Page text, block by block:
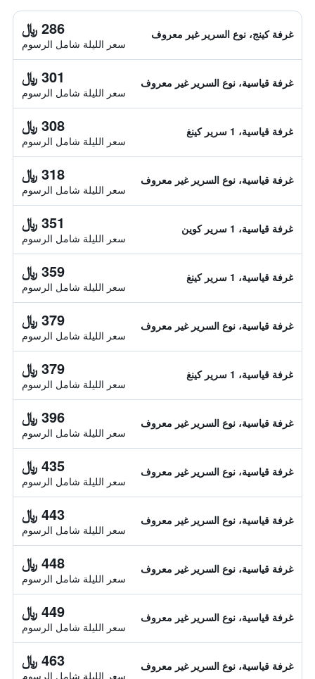
غرفة كينج، نوع السرير غير معروف 286 ﷼
سعر الليلة شامل الرسوم
غرفة قياسية، نوع السرير غير معروف 301 ﷼
سعر الليلة شامل الرسوم
غرفة قياسية، 1 سرير كينغ 308 ﷼
سعر الليلة شامل الرسوم
غرفة قياسية، نوع السرير غير معروف 318 ﷼
سعر الليلة شامل الرسوم
غرفة قياسية، 1 سرير كوين 351 ﷼
سعر الليلة شامل الرسوم
غرفة قياسية، 1 سرير كينغ 359 ﷼
سعر الليلة شامل الرسوم
غرفة قياسية، نوع السرير غير معروف 379 ﷼
سعر الليلة شامل الرسوم
غرفة قياسية، 1 سرير كينغ 379 ﷼
سعر الليلة شامل الرسوم
غرفة قياسية، نوع السرير غير معروف 396 ﷼
سعر الليلة شامل الرسوم
غرفة قياسية، نوع السرير غير معروف 435 ﷼
سعر الليلة شامل الرسوم
غرفة قياسية، نوع السرير غير معروف 443 ﷼
سعر الليلة شامل الرسوم
غرفة قياسية، نوع السرير غير معروف 448 ﷼
سعر الليلة شامل الرسوم
غرفة قياسية، نوع السرير غير معروف 449 ﷼
سعر الليلة شامل الرسوم
غرفة قياسية، نوع السرير غير معروف 463 ﷼
سعر الليلة شامل الرسوم